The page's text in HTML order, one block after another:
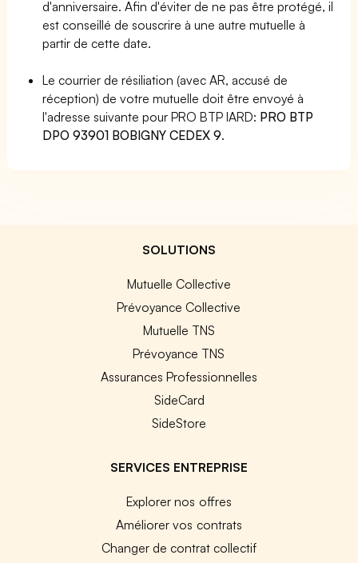
d'anniversaire. Afin d'éviter de ne pas être protégé, il
est conseillé de souscrire à une autre mutuelle à
partir de cette date.
Le courrier de résiliation (avec AR, accusé de
réception) de votre mutuelle doit être envoyé à
l'adresse suivante pour PRO BTP IARD: PRO BTP
DPO 93901 BOBIGNY CEDEX 9.
SOLUTIONS
Mutuelle Collective
Prévoyance Collective
Mutuelle TNS
Prévoyance TNS
Assurances Professionnelles
SideCard
SideStore
SERVICES ENTREPRISE
Explorer nos offres
Améliorer vos contrats
Changer de contrat collectif